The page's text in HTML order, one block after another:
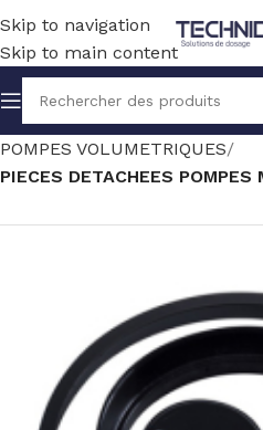
Skip to navigation
Skip to main content
Accueil TRAITEMENT EAU
POMPES VOLUMETRIQUES
PIECES DETACHEES POMPES